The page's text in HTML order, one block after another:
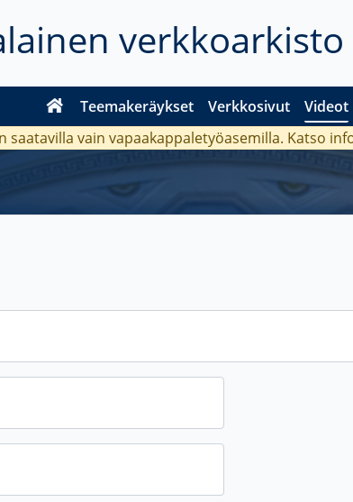
Teemakeräykset Verkkosivut Videot
saatavilla vain vapaakappaletyöasemilla. Katso